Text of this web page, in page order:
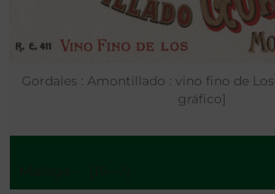
Gordales : Amontillado : vino fino de
gráfico]